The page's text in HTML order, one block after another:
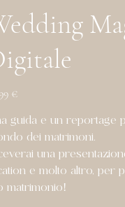
€
guida e un reportage
dei matrimoni.
una
e molto altro, per
matrimonio!